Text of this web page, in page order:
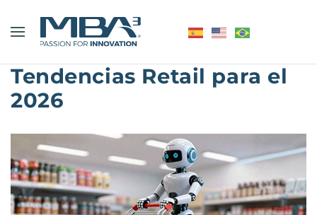
Tendencias Retail para el
2026